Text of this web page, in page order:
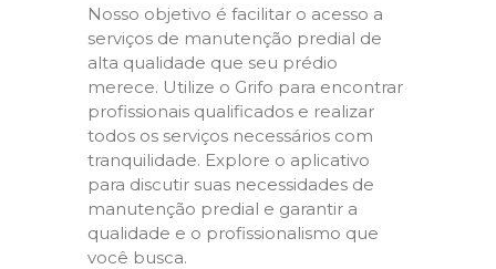
Nosso objetivo é facilitar o acesso a
serviços de manutenção predial de
alta qualidade que seu prédio
merece. Utilize o Grifo para encontrar
profissionais qualificados e realizar
todos os serviços necessários com
tranquilidade. Explore o aplicativo
para discutir suas necessidades de
manutenção predial e garantir a
qualidade e o profissionalismo que
você busca.